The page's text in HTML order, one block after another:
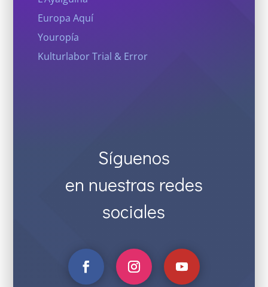
Europa Aquí
Youropía
Kulturlabor Trial & Error
Síguenos
en nuestras redes
sociales